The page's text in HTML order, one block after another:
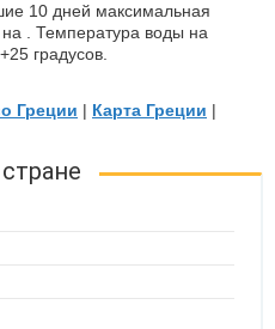
10 дней максимальная
. Температура воды на
градусов.
Греции | Карта Греции |